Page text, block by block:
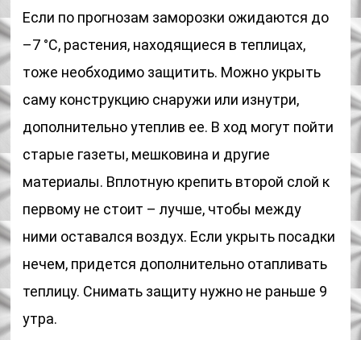
Если по прогнозам заморозки ожидаются до
–7 °С, растения, находящиеся в теплицах,
тоже необходимо защитить. Можно укрыть
саму конструкцию снаружи или изнутри,
дополнительно утеплив ее. В ход могут пойти
старые газеты, мешковина и другие
материалы. Вплотную крепить второй слой к
первому не стоит – лучше, чтобы между
ними оставался воздух. Если укрыть посадки
нечем, придется дополнительно отапливать
теплицу. Снимать защиту нужно не раньше 9
утра.